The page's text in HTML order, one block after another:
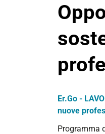
Er.Go -
nuove
Programma